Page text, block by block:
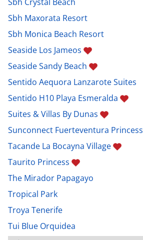
Sbh Maxorata Resort
Sbh Monica Beach Resort
Seaside Los Jameos
Seaside Sandy Beach
Sentido Aequora Lanzarote Suites
Sentido H10 Playa Esmeralda
Suites & Villas By Dunas
Sunconnect Fuerteventura Princess
Tacande La Bocayna Village
Taurito Princess
The Mirador Papagayo
Tropical Park
Troya Tenerife
Tui Blue Orquidea